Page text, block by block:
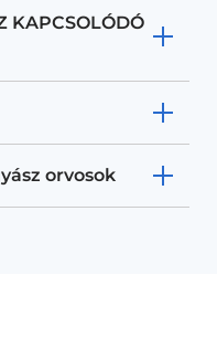
KAPCSOLÓDÓ
orvosok